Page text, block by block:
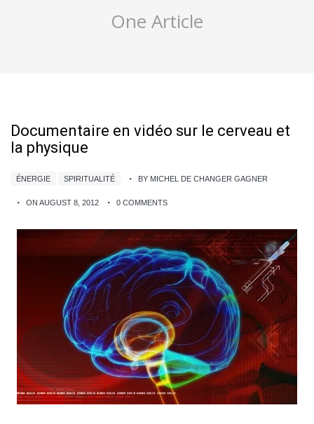
One Article
Documentaire en vidéo sur le cerveau et
la physique
ÉNERGIE SPIRITUALITÉ BY MICHEL DE CHANGER GAGNER
ON AUGUST 8, 2012 0 COMMENTS